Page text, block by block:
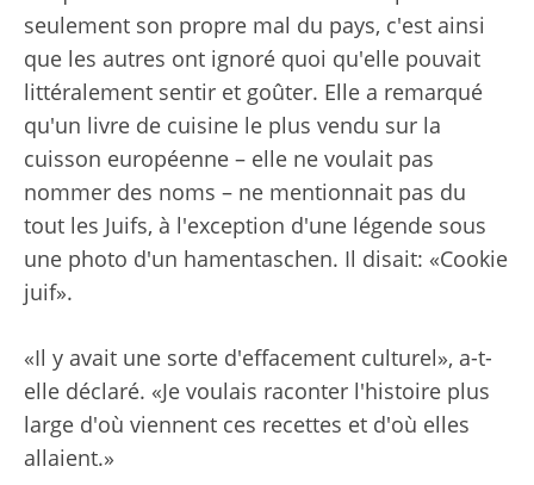
seulement son propre mal du pays, c'est ainsi
que les autres ont ignoré quoi qu'elle pouvait
littéralement sentir et goûter. Elle a remarqué
qu'un livre de cuisine le plus vendu sur la
cuisson européenne – elle ne voulait pas
nommer des noms – ne mentionnait pas du
tout les Juifs, à l'exception d'une légende sous
une photo d'un hamentaschen. Il disait: «Cookie
juif».
«Il y avait une sorte d'effacement culturel», a-t-
elle déclaré. «Je voulais raconter l'histoire plus
large d'où viennent ces recettes et d'où elles
allaient.»